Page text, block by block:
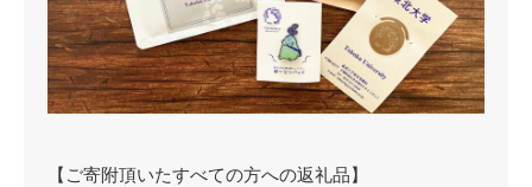
【ご寄附頂いたすべての方への返礼品】